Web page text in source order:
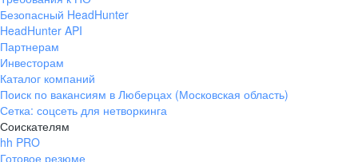
Безопасный HeadHunter
HeadHunter API
Партнерам
Инвесторам
Каталог компаний
Поиск по вакансиям в Люберцах (Московская область)
Сетка: соцсеть для нетворкинга
Соискателям
hh PRO
Готовое резюме